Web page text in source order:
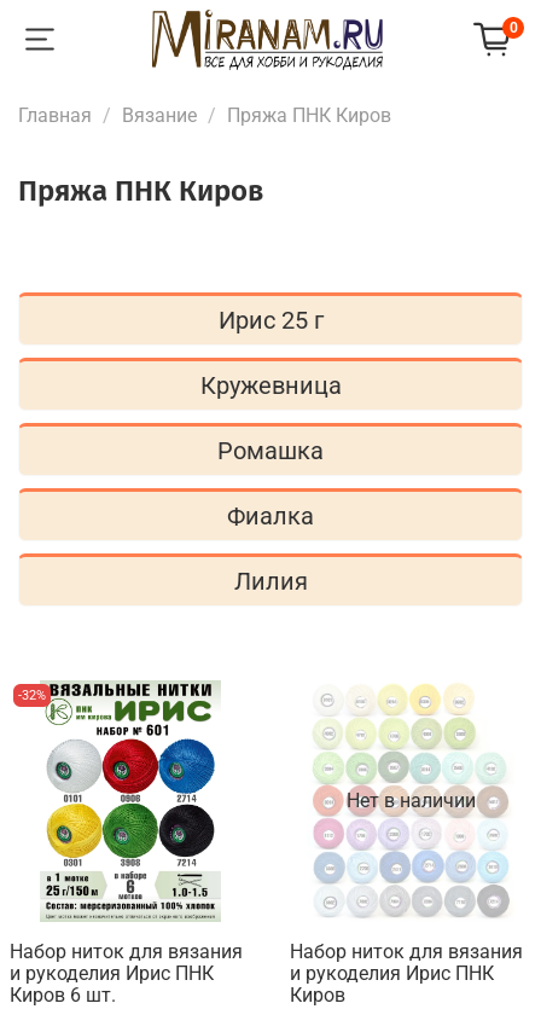
0
Главная Вязание Пряжа ПНК Киров
Пряжа ПНК Киров
Ирис 25 г
Кружевница
Ромашка
Фиалка
Лилия
-32%
Набор ниток для вязания
и рукоделия Ирис ПНК
Киров 6 шт.
Нет в наличии
Набор ниток для вязания
и рукоделия Ирис ПНК
Киров